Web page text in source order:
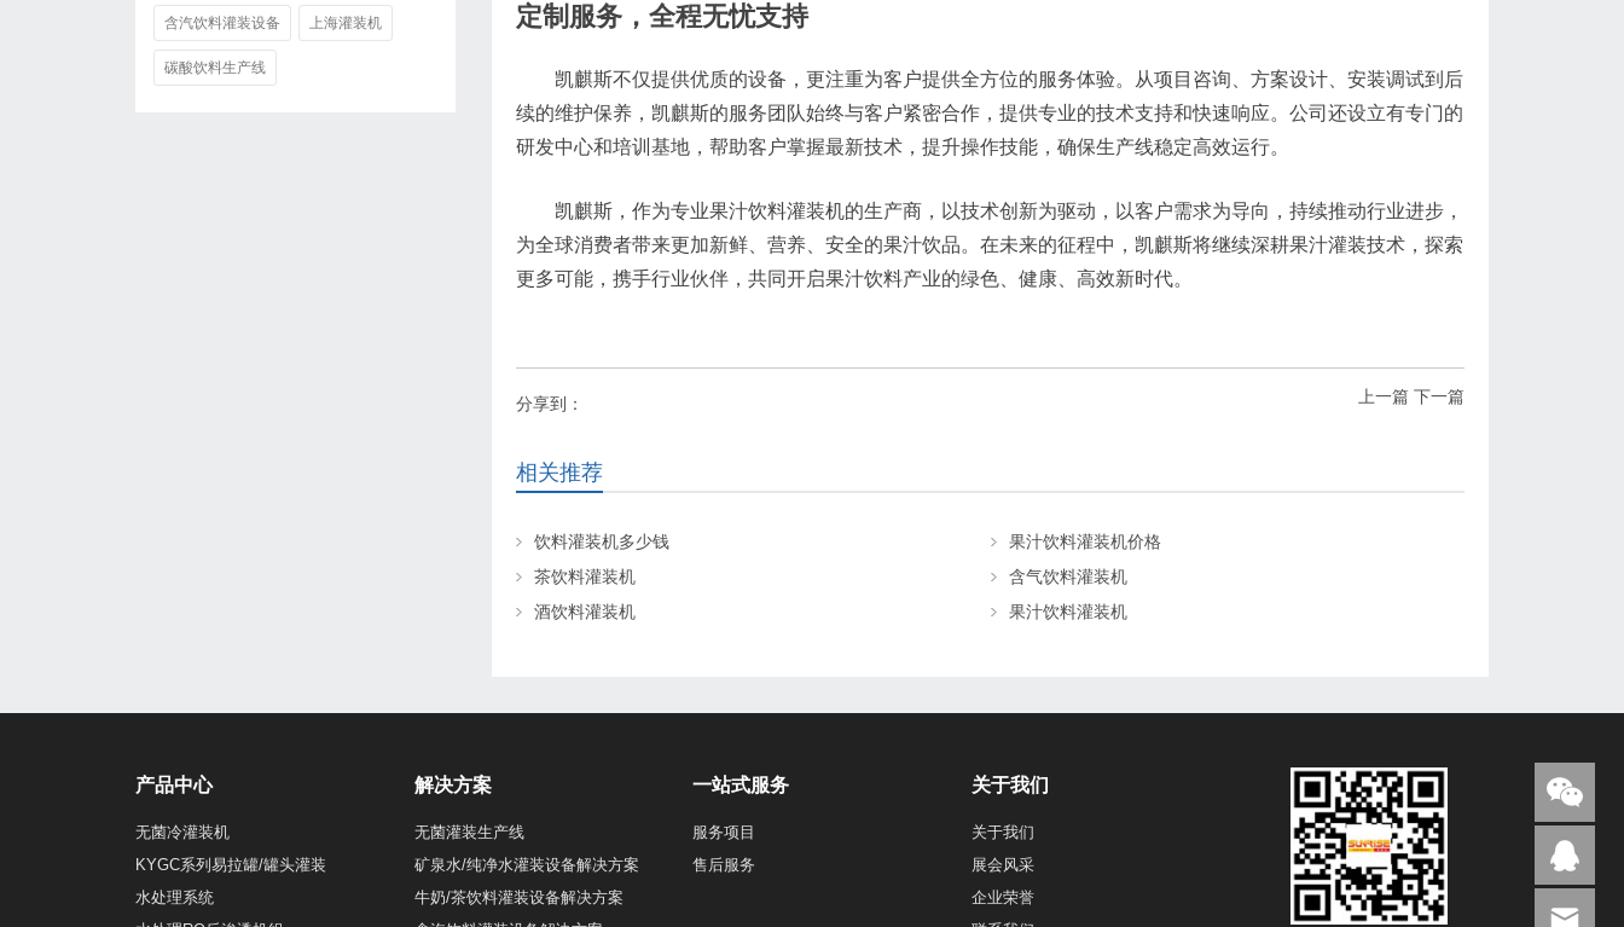
定制服务，全程无忧支持
凯麒斯不仅提供优质的设备，更注重为客户提供全方位的服务体验。从项目咨询、方案设计、安装调试到后
续的维护保养，凯麒斯的服务团队始终与客户紧密合作，提供专业的技术支持和快速响应。公司还设立有专门的
研发中心和培训基地，帮助客户掌握最新技术，提升操作技能，确保生产线稳定高效运行。
凯麒斯，作为专业果汁饮料灌装机的生产商，以技术创新为驱动，以客户需求为导向，持续推动行业进步，
为全球消费者带来更加新鲜、营养、安全的果汁饮品。在未来的征程中，凯麒斯将继续深耕果汁灌装技术，探索
更多可能，携手行业伙伴，共同开启果汁饮料产业的绿色、健康、高效新时代。
上一篇 下一篇
分享到：
相关推荐
饮料灌装机多少钱
果汁饮料灌装机价格
茶饮料灌装机
含气饮料灌装机
酒饮料灌装机
果汁饮料灌装机
含汽饮料灌装设备 上海灌装机
碳酸饮料生产线
产品中心
无菌冷灌装机
KYGC系列易拉罐/罐头灌装
水处理系统
解决方案
无菌灌装生产线
矿泉水/纯净水灌装设备解决方案
牛奶/茶饮料灌装设备解决方案
一站式服务
服务项目
售后服务
关于我们
关于我们
展会风采
企业荣誉